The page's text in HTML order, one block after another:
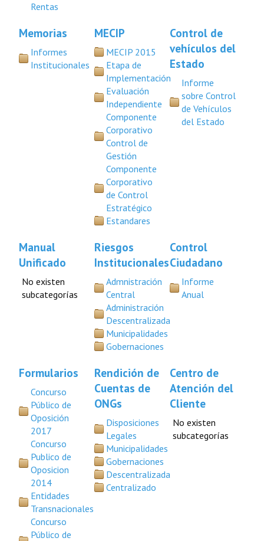
Rentas
Memorias
Informes
Institucionales
MECIP
MECIP 2015
Etapa de
Implementación
Evaluación
Independiente
Componente
Corporativo
Control de
Gestión
Componente
Corporativo
de Control
Estratégico
Estandares
Control de
vehículos del
Estado
Informe
sobre Control
de Vehículos
del Estado
Manual
Unificado
No existen
subcategorías
Riesgos
Institucionales
Admnistración
Central
Administración
Descentralizada
Municipalidades
Gobernaciones
Control
Ciudadano
Informe
Anual
Formularios
Concurso
Público de
Oposición
2017
Concurso
Publico de
Oposicion
2014
Entidades
Transnacionales
Concurso
Público de
Rendición de
Cuentas de
ONGs
Disposiciones
Legales
Municipalidades
Gobernaciones
Descentralizada
Centralizado
Centro de
Atención del
Cliente
No existen
subcategorías